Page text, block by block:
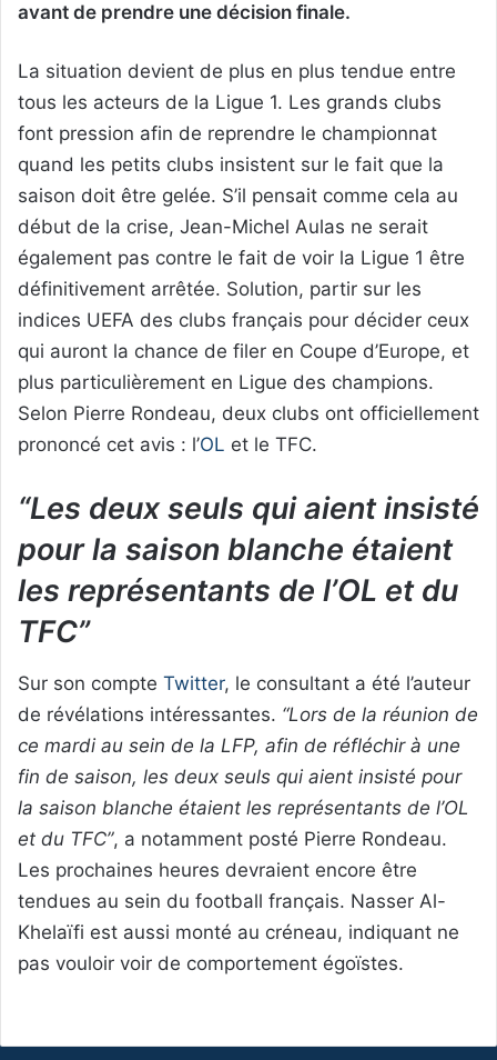
avant de prendre une décision finale.
La situation devient de plus en plus tendue entre
tous les acteurs de la Ligue 1. Les grands clubs
font pression afin de reprendre le championnat
quand les petits clubs insistent sur le fait que la
saison doit être gelée. S’il pensait comme cela au
début de la crise, Jean-Michel Aulas ne serait
également pas contre le fait de voir la Ligue 1 être
définitivement arrêtée. Solution, partir sur les
indices UEFA des clubs français pour décider ceux
qui auront la chance de filer en Coupe d’Europe, et
plus particulièrement en Ligue des champions.
Selon Pierre Rondeau, deux clubs ont officiellement
prononcé cet avis : l’OL et le TFC.
“Les deux seuls qui aient insisté
pour la saison blanche étaient
les représentants de l’OL et du
TFC”
Sur son compte Twitter, le consultant a été l’auteur
de révélations intéressantes. “Lors de la réunion de
ce mardi au sein de la LFP, afin de réfléchir à une
fin de saison, les deux seuls qui aient insisté pour
la saison blanche étaient les représentants de l’OL
et du TFC”, a notamment posté Pierre Rondeau.
Les prochaines heures devraient encore être
tendues au sein du football français. Nasser Al-
Khelaïfi est aussi monté au créneau, indiquant ne
pas vouloir voir de comportement égoïstes.